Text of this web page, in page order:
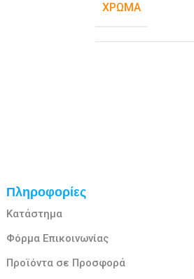
ΧΡΏΜΑ
Πληροφορίες
Κατάστημα
Φόρμα Επικοινωνίας
Προϊόντα σε Προσφορά